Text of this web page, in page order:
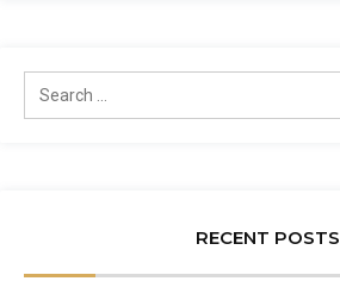
RECENT POSTS